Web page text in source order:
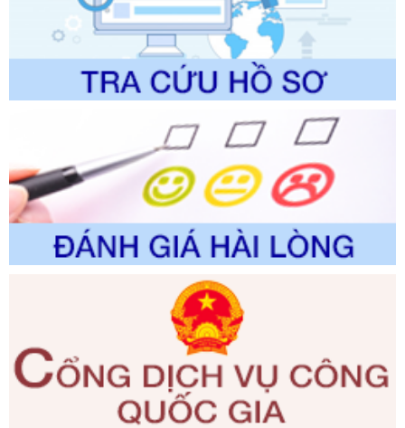
Số kí hiệu:2310/QĐ-UBND
Tên: Về việc công bố Danh mục thủ tục hành chính sửa
đổi, bổ sung và phê duyệt Quy trình nội bộ, quy trình điện tử
trong giải quyết thủtục hành chính lĩnh vực biến đổi khí hậu
thuộc phạm vi giải quyết của Sở Nông nghiệp và Môi
trường
Ngày ban hành: 01/06/2026
2300/QĐ-UBND
Tên: V/v công bố danh mục thủ tục hành chính được sửa
đổi, bổ sung và phê duyệt quy trình nội bộ, quy trình điện tử
giải quyết thủ tục hành chính trong lĩnh vực Luật sư thuộc
phạm vi chức năng quản lý của Sở Tư pháp
Ngày ban hành: 01/06/2026
351/2025/NĐ-CP
Tên: Nghị định số 351/2025/NĐ-CP của Chính phủ: Quy
định chuẩn nghèo đa chiều quốc gia giai đoạn 2026 - 2030
Ngày ban hành: 29/12/2026
Số kí hiệu:3014/QĐ-UBND
Tên: Quyết định về việc công bố danh mục thủ tục hành
chính ban hành mới, sửa đổi bổ sung trong lĩnh vực hỗ trợ
đầu tư, lĩnh vực đấu thầu lựa chọn nhà thầu thuộc thẩm